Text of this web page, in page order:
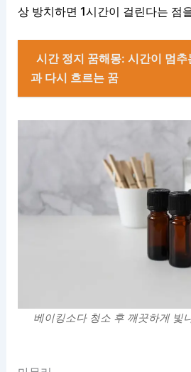
상 방치하면 1시간이 걸린다는 점
시간 정지 꿈해몽: 시간이 멈추
과 다시 흐르는 꿈
베이킹소다 청소 후 깨끗하게 빛